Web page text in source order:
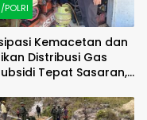
POLRI
Kemacetan dan
Distribusi Gas
Tepat Sasaran,